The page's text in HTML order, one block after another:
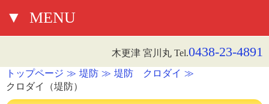
▼ MENU
木更津 宮川丸 Tel.0438-23-4891
トップページ 堤防
堤防 クロダイ
クロダイ（堤防）